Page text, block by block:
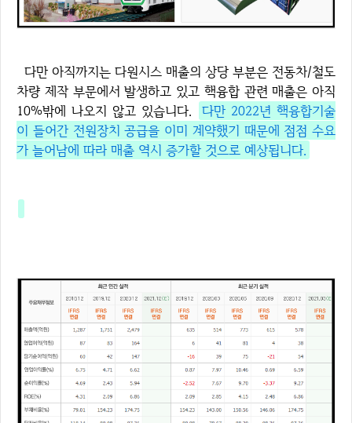
다만 아직까지는 다원시스 매출의 상당 부분은 전동차/철도
차량 제작 부문에서 발생하고 있고 핵융합 관련 매출은 아직
10%밖에 나오지 않고 있습니다.
다만 2022년 핵융합기술
이 들어간 전원장치 공급을 이미 계약했기 때문에 점점 수요
가 늘어남에 따라 매출 역시 증가할 것으로 예상됩니다.